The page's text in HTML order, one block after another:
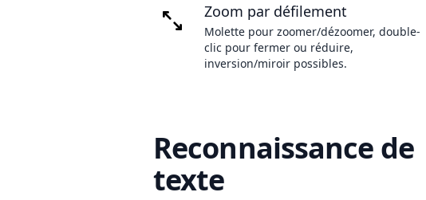
Zoom par défilement
Molette pour zoomer/dézoomer, double-
clic pour fermer ou réduire,
inversion/miroir possibles.
Reconnaissance de
texte